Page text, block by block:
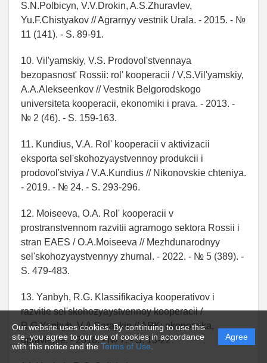
Our website uses cookies. By continuing to use this
site, you agree to our use of cookies in accordance
with this notice and theTerms of Use.
Agree
S.N.Polbicyn, V.V.Drokin, A.S.Zhuravlev,
Yu.F.Chistyakov // Agrarnyy vestnik Urala. - 2015. - №
11 (141). - S. 89-91.
10. Vil'yamskiy, V.S. Prodovol'stvennaya
bezopasnost' Rossii: rol' kooperacii / V.S.Vil'yamskiy,
A.A.Alekseenkov // Vestnik Belgorodskogo
universiteta kooperacii, ekonomiki i prava. - 2013. -
№ 2 (46). - S. 159-163.
11. Kundius, V.A. Rol' kooperacii v aktivizacii
eksporta sel'skohozyaystvennoy produkcii i
prodovol'stviya / V.A.Kundius // Nikonovskie chteniya.
- 2019. - № 24. - S. 293-296.
12. Moiseeva, O.A. Rol' kooperacii v
prostranstvennom razvitii agrarnogo sektora Rossii i
stran EAES / O.A.Moiseeva // Mezhdunarodnyy
sel'skohozyaystvennyy zhurnal. - 2022. - № 5 (389). -
S. 479-483.
13. Yanbyh, R.G. Klassifikaciya kooperativov i
razvitie sel'skohozyaystvennoy kooperacii /
R.G.Yanbyh, V.A.Saraykin // APK: ekonomika,
upravlenie. - 2018. - № 7. - S. 13-22.